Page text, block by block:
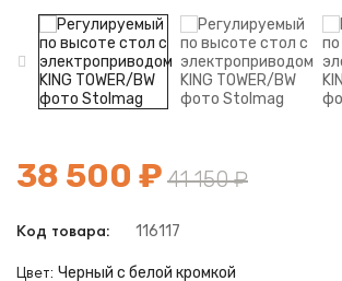
38 500 ₽ 41 150 ₽
Код товара: 116117
Цвет: Черный с белой кромкой